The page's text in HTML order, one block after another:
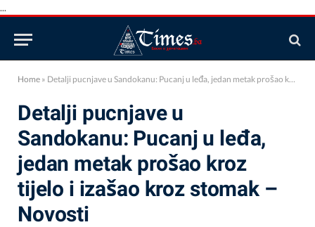
...
Home » Detalji pucnjave u Sandokanu: Pucanj u leđa, jedan metak prošao kroz tijelo i izašao kroz stomak – Novosti
Detalji pucnjave u
Sandokanu: Pucanj u leđa,
jedan metak prošao kroz
tijelo i izašao kroz stomak –
Novosti